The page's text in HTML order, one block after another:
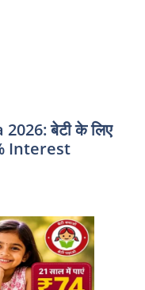
बेटी के लिए
Interest